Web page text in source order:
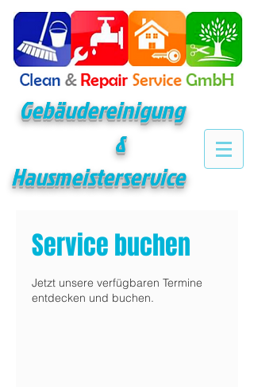
Gebäudereinigung
&
Hausmeisterservice
Service buchen
Jetzt unsere verfügbaren Termine
entdecken und buchen.